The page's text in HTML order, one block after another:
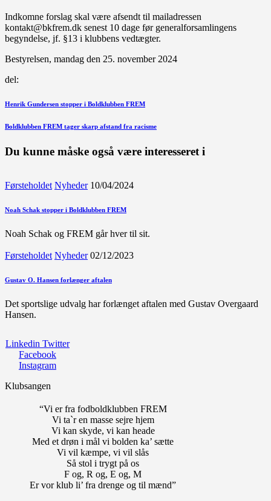
Indkomne forslag skal være afsendt til mailadressen
kontakt@bkfrem.dk senest 10 dage før generalforsamlingens
begyndelse, jf. §13 i klubbens vedtægter.
Bestyrelsen, mandag den 25. november 2024
del:
Indlægsnavigation
Forrige
Henrik Gundersen stopper i Boldklubben FREM
Næste
Boldklubben FREM tager skarp afstand fra racisme
Du kunne måske også være interesseret i
Førsteholdet Nyheder 10/04/2024
Noah Schak stopper i Boldklubben FREM
Noah Schak og FREM går hver til sit.
Førsteholdet Nyheder 02/12/2023
Gustav O. Hansen forlænger aftalen
Det sportslige udvalg har forlænget aftalen med Gustav Overgaard
Hansen.
Linkedin Twitter
Facebook
Instagram
Klubsangen
“Vi er fra fodboldklubben FREM
Vi ta`r en masse sejre hjem
Vi kan skyde, vi kan heade
Med et drøn i mål vi bolden ka’ sætte
Vi vil kæmpe, vi vil slås
Så stol i trygt på os
F og, R og, E og, M
Er vor klub li’ fra drenge og til mænd”